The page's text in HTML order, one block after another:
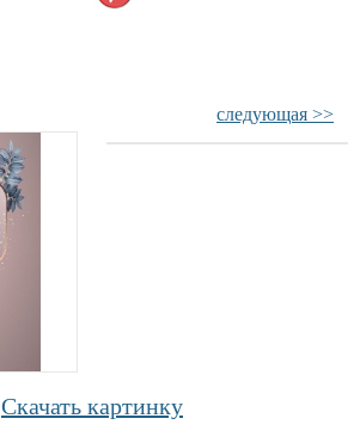
следующая >>
Скачать картинку